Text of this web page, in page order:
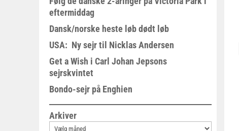
eftermiddag
Dansk/norske heste løb dødt løb
USA: Ny sejr til Nicklas Andersen
Get a Wish i Carl Johan Jepsons
sejrskvintet
Bondo-sejr på Enghien
Arkiver